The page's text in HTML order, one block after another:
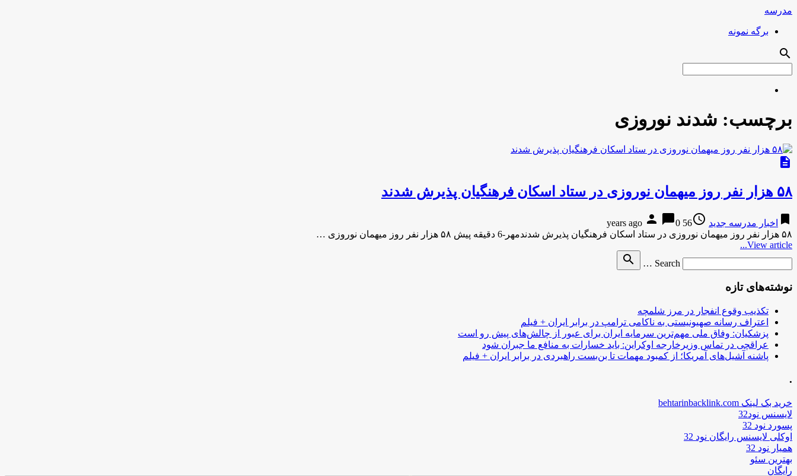
مدرسه
برگه نمونه
search
برچسب: شدند نوروزی
description
۵۸ هزار نفر روز میهمان نوروزی در ستاد اسکان فرهنگیان پذیرش شدند
bookmark اخبار مدرسه جدید access_time
56 years ago
person chat_bubble0
۵۸ هزار نفر روز میهمان نوروزی در ستاد اسکان فرهنگیان پذیرش شدندمهر-6 دقیقه پیش ۵۸ هزار نفر روز میهمان نوروزی …
View article...
Search …
search
نوشته‌های تازه
تکذیب وقوع انفجار در مرز شلمچه
اعتراف رسانه صهیونیستی به ناکامی ترامپ در برابر ایران + فیلم
پزشکیان: وفاق ملی مهم‌ترین سرمایه ایران برای عبور از چالش‌های پیش رو است
عراقچی در تماس وزیرخارجه اوکراین: باید خسارات به منافع ما جبران شود
پاشنه آشیل‌های آمریکا؛ از کمبود مهمات تا بن‌بست راهبردی در برابر ایران + فیلم
.
خرید بک لینک behtarinbacklink.com
لایسنس نود32
پسورد نود 32
اوکلی لایسنس رایگان نود 32
همیار نود 32
بهترین سئو
رایگان